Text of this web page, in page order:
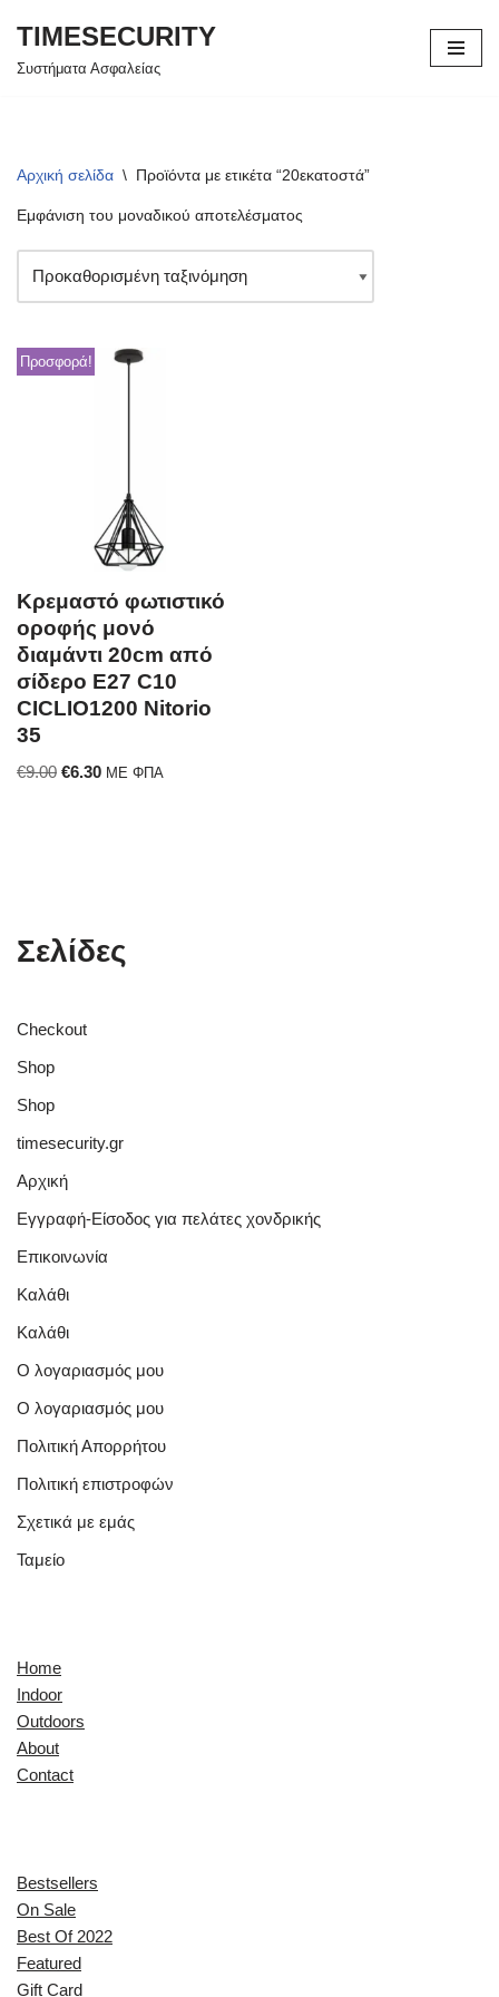
Μεταπηδήστε
TIMESECURITY
Συστήματα Ασφαλείας
Αρχική σελίδα \ Προϊόντα με ετικέτα “20εκατοστά”
Εμφάνιση του μοναδικού αποτελέσματος
Προσφορά!
Κρεμαστό φωτιστικό
οροφής μονό
διαμάντι 20cm από
σίδερο E27 C10
CICLIO1200 Nitorio
35
€9.00 €6.30 ΜΕ ΦΠΑ
Σελίδες
Checkout
Shop
Shop
timesecurity.gr
Αρχική
Εγγραφή-Είσοδος για πελάτες χονδρικής
Επικοινωνία
Καλάθι
Καλάθι
Ο λογαριασμός μου
Ο λογαριασμός μου
Πολιτική Απορρήτου
Πολιτική επιστροφών
Σχετικά με εμάς
Ταμείο
Home
Indoor
Outdoors
About
Contact
Bestsellers
On Sale
Best Of 2022
Featured
Gift Card